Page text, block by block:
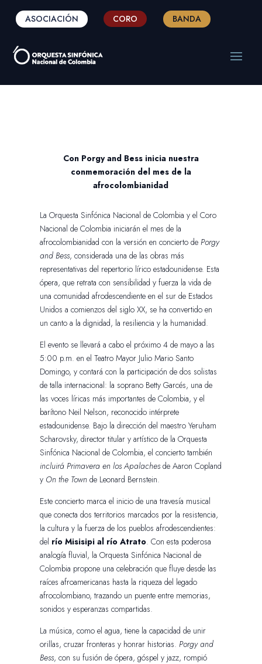
ASOCIACIÓN CORO BANDA
Con Porgy and Bess inicia nuestra
conmemoración del mes de la
afrocolombianidad
La Orquesta Sinfónica Nacional de Colombia y el Coro
Nacional de Colombia iniciarán el mes de la
afrocolombianidad con la versión en concierto dePorgy
and Bess, considerada una de las obras más
representativas del repertorio lírico estadounidense. Esta
ópera, que retrata con sensibilidad y fuerza la vida de
una comunidad afrodescendiente en el sur de Estados
Unidos a comienzos del siglo XX, se ha convertido en
un canto a la dignidad, la resiliencia y la humanidad.
El evento se llevará a cabo el próximo 4 de mayo a las
5:00 p.m. en el Teatro Mayor Julio Mario Santo
Domingo, y contará con la participación de dos solistas
de talla internacional: la soprano Betty Garcés, una de
las voces líricas más importantes de Colombia, y el
barítono Neil Nelson, reconocido intérprete
estadounidense. Bajo la dirección del maestro Yeruham
Scharovsky, director titular y artístico de la Orquesta
Sinfónica Nacional de Colombia, el concierto también
incluirá Primavera en los Apalachesde Aaron Copland
y On the Townde Leonard Bernstein.
Este concierto marca el inicio de una travesía musical
que conecta dos territorios marcados por la resistencia,
la cultura y la fuerza de los pueblos afrodescendientes:
del río Misisipi al río Atrato. Con esta poderosa
analogía fluvial, la Orquesta Sinfónica Nacional de
Colombia propone una celebración que fluye desde las
raíces afroamericanas hasta la riqueza del legado
afrocolombiano, trazando un puente entre memorias,
sonidos y esperanzas compartidas.
La música, como el agua, tiene la capacidad de unir
orillas, cruzar fronteras y honrar historias.Porgy and
Bess, con su fusión de ópera, góspel y jazz, rompió